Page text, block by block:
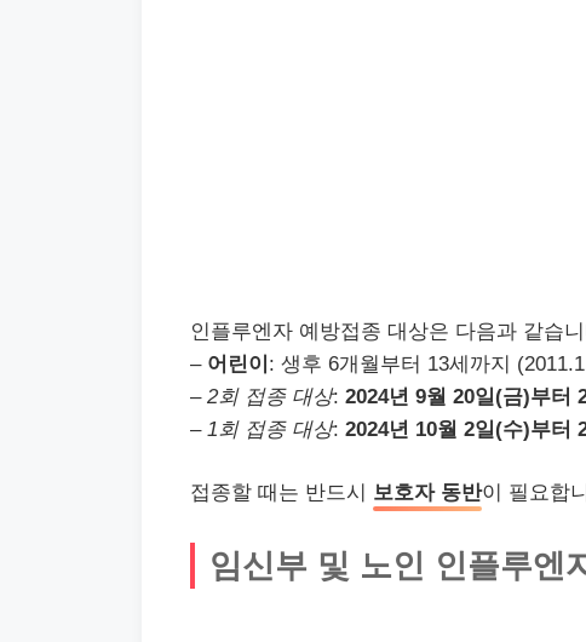
인플루엔자 예방접종 대상은 다음과 같습
– 어린이 : 생후 6개월부터 13세까지
– 2회 접종 대상: 2024년 9월 20일(금)부터
– 1회 접종 대상: 2024년 10월 2일(수)부터
접종할 때는 반드시 보호자 동반이 필요합
임신부 및 노인 인플루엔